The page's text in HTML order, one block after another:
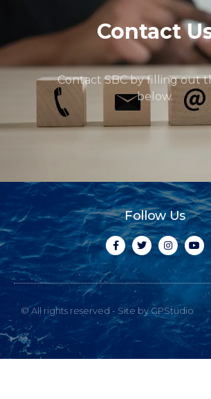
Contact
Contact SBC by filling out
below.
Follow Us
© All rights reserved - Site by GPStudio